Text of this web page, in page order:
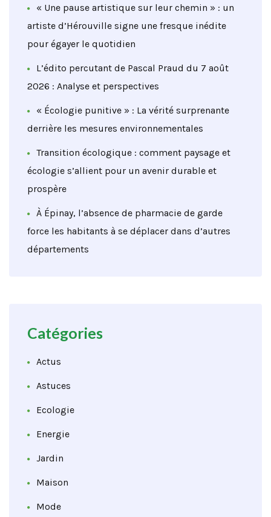
« Une pause artistique sur leur chemin » : un
artiste d’Hérouville signe une fresque inédite
pour égayer le quotidien
L’édito percutant de Pascal Praud du 7 août
2026 : Analyse et perspectives
« Écologie punitive » : La vérité surprenante
derrière les mesures environnementales
Transition écologique : comment paysage et
écologie s’allient pour un avenir durable et
prospère
À Épinay, l’absence de pharmacie de garde
force les habitants à se déplacer dans d’autres
départements
Catégories
Actus
Astuces
Ecologie
Energie
Jardin
Maison
Mode